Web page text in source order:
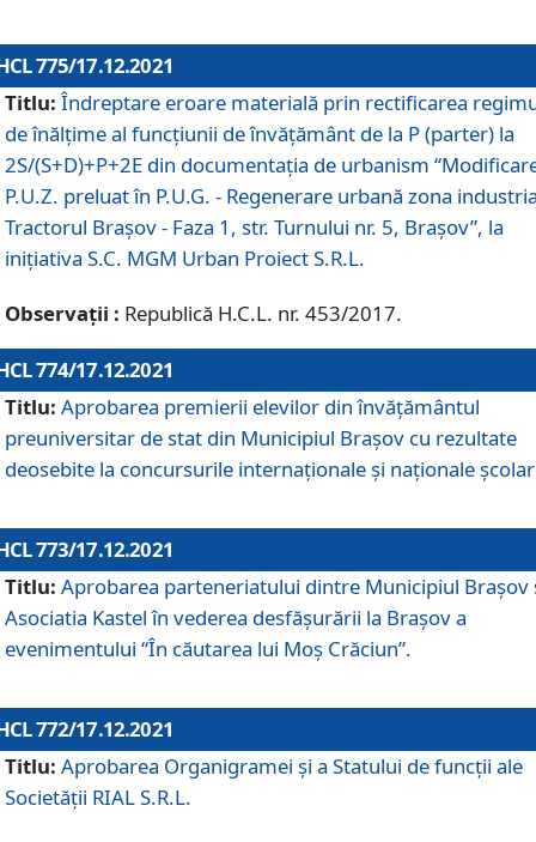
775/17.12.2021
Titlu: Îndreptare eroare materială prin rectificarea
de înălţime al funcţiunii de învăţământ de la P (parter) la
2S/(S+D)+P+2E din documentaţia de urbanism
P.U.Z. preluat în P.U.G. - Regenerare urbană zona
Tractorul Braşov - Faza 1, str. Turnului nr. 5, Braşov”, la
iniţiativa S.C. MGM Urban Proiect S.R.L.
Observații : Republică H.C.L. nr. 453/2017.
774/17.12.2021
Titlu: Aprobarea premierii elevilor din învățământul
preuniversitar de stat din Municipiul Brașov cu rezultate
deosebite la concursurile internaționale și naționale
773/17.12.2021
Titlu: Aprobarea parteneriatului dintre Municipiul Brașov
Asociatia Kastel în vederea desfăşurării la Brașov a
evenimentului “În căutarea lui Moș Crăciun”.
772/17.12.2021
Titlu: Aprobarea Organigramei şi a Statului de funcţii ale
Societăţii RIAL S.R.L.